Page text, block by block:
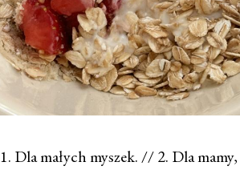
1. Dla małych myszek. // 2. Dla